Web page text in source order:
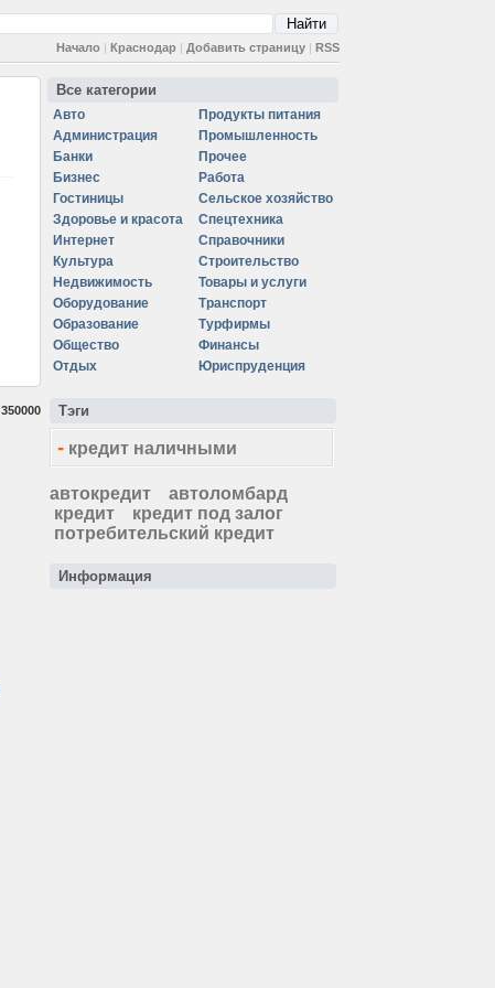
Начало | Краснодар | Добавить страницу | RSS
350000
Все категории
Авто
Администрация
Банки
Бизнес
Гостиницы
Здоровье и красота
Интернет
Культура
Недвижимость
Оборудование
Образование
Общество
Отдых
Продукты питания
Промышленность
Прочее
Работа
Сельское хозяйство
Спецтехника
Справочники
Строительство
Товары и услуги
Транспорт
Турфирмы
Финансы
Юриспруденция
Тэги
- кредит наличными
автокредит
автоломбард
кредит
кредит под залог
потребительский кредит
Информация